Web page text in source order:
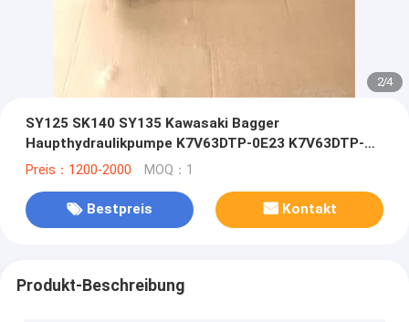
2/4
SY125 SK140 SY135 Kawasaki Bagger
Haupthydraulikpumpe K7V63DTP-0E23 K7V63DTP-
9N0E
Preis：1200-2000 MOQ：1
Bestpreis Kontakt
Produkt-Beschreibung